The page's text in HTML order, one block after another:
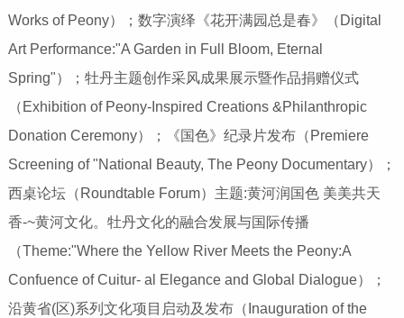
Works of Peony）；数字演绎《花开满园总是春》（Digital
Art Performance:"A Garden in Full Bloom, Eternal
Spring"）；牡丹主题创作采风成果展示暨作品捐赠仪式
（Exhibition of Peony-Inspired Creations &Philanthropic
Donation Ceremony）；《国色》纪录片发布（Premiere
Screening of "National Beauty, The Peony Documentary）；
西桌论坛（Roundtable Forum）主题:黄河润国色 美美共天
香-~黄河文化。牡丹文化的融合发展与国际传播
（Theme:"Where the Yellow River Meets the Peony:A
Confuence of Cuitur- al Elegance and Global Dialogue）；
沿黄省(区)系列文化项目启动及发布（Inauguration of the